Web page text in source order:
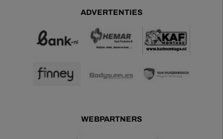
ADVERTENTIES
WEBPARTNERS